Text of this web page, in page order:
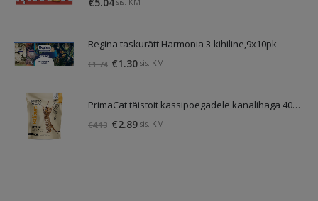
€5.04 sis. KM
Regina taskurätt Harmonia 3-kihiline,9x10pk
€1.74 Algne
€1.74.
€1.30Praegune
€1.30.
sis. KM
PrimaCat täistoit kassipoegadele kanalihaga 400g SOODUS! Parim enne: 05.11.26
€4.13 Algne
€2.89Praegune
sis. KM